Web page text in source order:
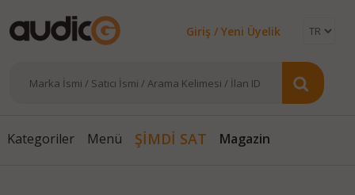
Giriş / Yeni Üyelik
Kategoriler Menü ŞİMDİ SAT Magazin